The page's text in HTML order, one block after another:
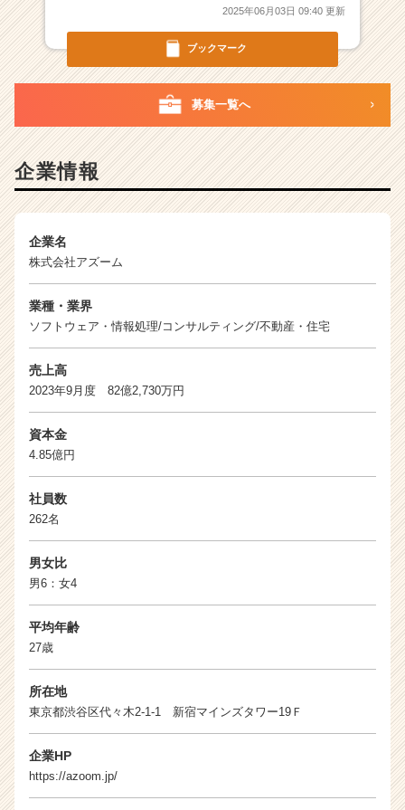
業
か
ウ
ト
就
サ
ア
a
e
ブックマーク
2025年06月03日 09:40 更新
募集一覧へ
企業情報
企業名
株式会社アズーム
業種・業界
ソフトウェア・情報処理/コンサルティング/不動産・住宅
売上高
2023年9月度 82億2,730万円
資本金
4.85億円
社員数
262名
男女比
男6：女4
平均年齢
27歳
所在地
東京都渋谷区代々木2-1-1 新宿マインズタワー19Ｆ
企業HP
https://azoom.jp/